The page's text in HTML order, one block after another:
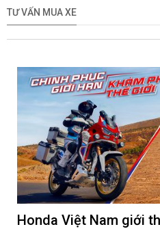
TƯ VẤN MUA XE
Honda Việt Nam giới